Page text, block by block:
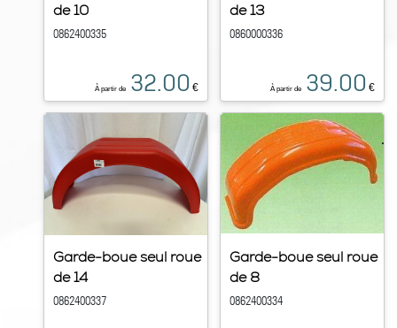
de 10
0862400335
À partir de 32.00 €
de 13
0860000336
À partir de 39.00 €
Garde-boue seul roue
de 14
0862400337
Garde-boue seul roue
de 8
0862400334